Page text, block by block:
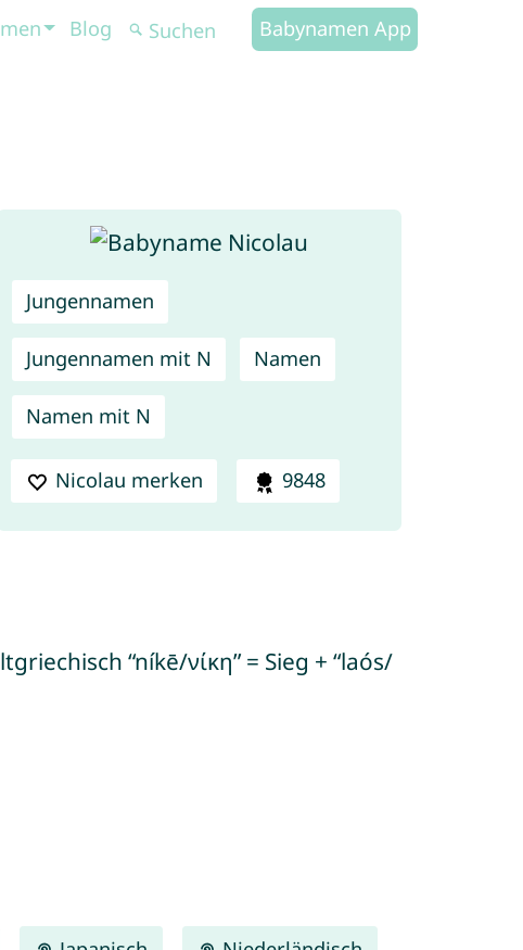
Blog Babynamen App
Jungennamen
Jungennamen mit N Namen
Namen mit N
Nicolau merken 9848
“níkē/νίκη” = Sieg + “laós/